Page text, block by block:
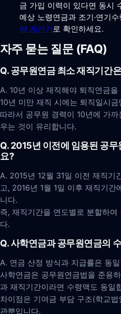
금 가입 이력이 있다면 동시
예상 노령연금과 조기·연기
략 계산기로 확인하세요.
자주 묻는 질문 (FAQ)
Q. 공무원연금 최소 재직기간
A. 10년 이상 재직해야 퇴직연금
10년 미만 재직 시에는 퇴직일시
따라서 공무원 경력이 10년에 가
우는 것이 유리합니다.
Q. 2015년 이전에 임용된 공
요?
A. 2015년 12월 31일 이전 재직기
고, 2016년 1월 1일 이후 재직기간
니다.
즉, 재직기간을 연도별로 분할하
다.
Q. 사학연금과 공무원연금의
A. 연금 산정 방식과 지급률은 동
사학연금은 공무원연금법을 준용
과 재직기간이라면 수령액도 동일
차이점은 기여금 부담 구조(학교
관뿐입니다.